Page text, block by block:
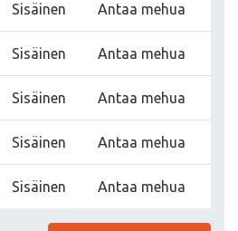
Sisäinen Antaa mehua
Sisäinen Antaa mehua
Sisäinen Antaa mehua
Sisäinen Antaa mehua
Sisäinen Antaa mehua